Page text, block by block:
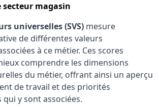
secteur magasin
universelles (SVS) mesure
de différentes valeurs
à ce métier. Ces scores
comprendre les dimensions
du métier, offrant ainsi un aperçu
de travail et des priorités
y sont associées.